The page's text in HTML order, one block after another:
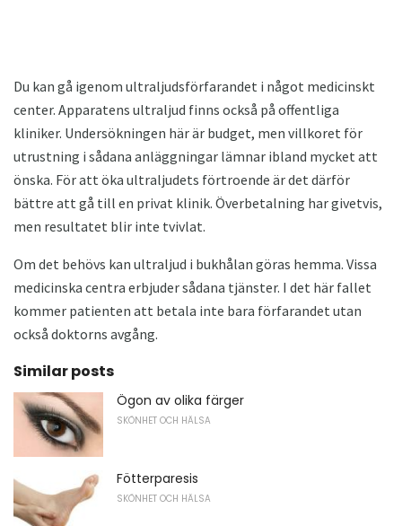
Du kan gå igenom ultraljudsförfarandet i något medicinskt
center. Apparatens ultraljud finns också på offentliga
kliniker. Undersökningen här är budget, men villkoret för
utrustning i sådana anläggningar lämnar ibland mycket att
önska. För att öka ultraljudets förtroende är det därför
bättre att gå till en privat klinik. Överbetalning har givetvis,
men resultatet blir inte tvivlat.
Om det behövs kan ultraljud i bukhålan göras hemma. Vissa
medicinska centra erbjuder sådana tjänster. I det här fallet
kommer patienten att betala inte bara förfarandet utan
också doktorns avgång.
Similar posts
Ögon av olika färger
SKÖNHET OCH HÄLSA
Fötterparesis
SKÖNHET OCH HÄLSA